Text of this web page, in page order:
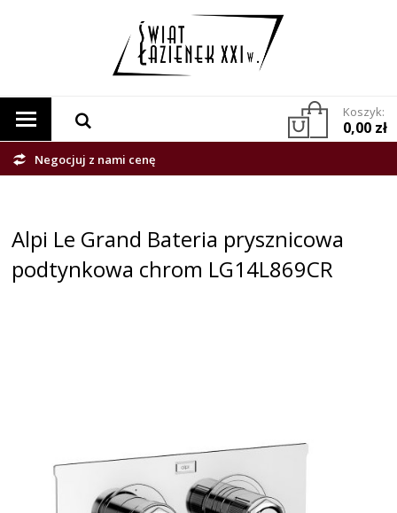
Koszyk:
0,00 zł
Negocjuj z nami cenę
Alpi Le Grand Bateria prysznicowa
podtynkowa chrom LG14L869CR